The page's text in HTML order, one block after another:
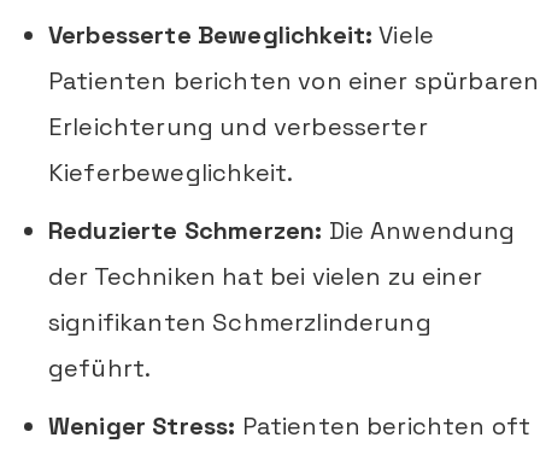
Verbesserte Beweglichkeit: Viele
Patienten berichten von einer spürbaren
Erleichterung und verbesserter
Kieferbeweglichkeit.
Reduzierte Schmerzen: Die Anwendung
der Techniken hat bei vielen zu einer
signifikanten Schmerzlinderung
geführt.
Weniger Stress: Patienten berichten oft